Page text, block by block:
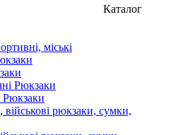
Каталог
міські
Рюкзаки